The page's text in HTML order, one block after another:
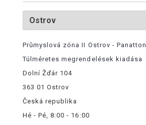
Průmyslová zóna II Ostrov -
Túlméretes megrendelések kiadása
Dolní Žďár 104
363 01 Ostrov
Česká republika
Hé - Pé, 8:00 - 16:00